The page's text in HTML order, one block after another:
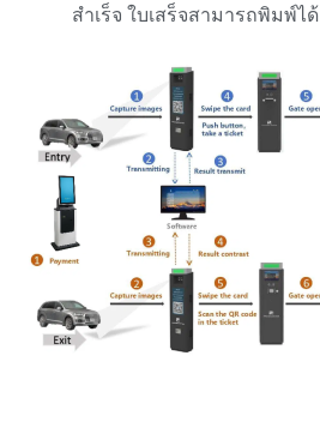
สำเร็จ ใบเสร็จสามารถพิมพ์ได้